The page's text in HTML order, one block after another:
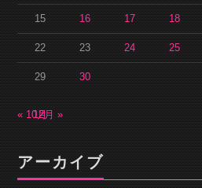
15 16 17 18
22 23 24 25
29 30
« 10月12月 »
アーカイブ